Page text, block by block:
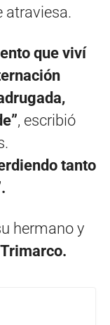
atraviesa.
que viví
, escribió
tanto
hermano y